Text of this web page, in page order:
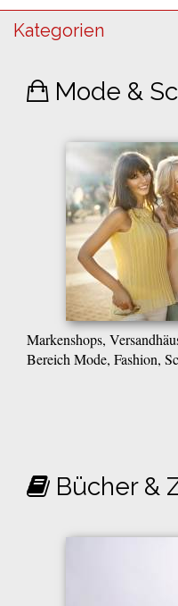
Kategorien
Mode &
Markenshops,
Bereich Mode, Fashion,
Bücher &